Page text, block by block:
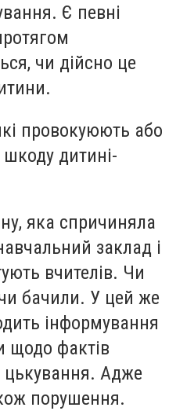
Є певні
чи дійсно це
провокуюють або
дитині-
яка спричиняла
заклад і
вчителів. Чи
бачили. У цей же
інформування
щодо фактів
цькування. Адже
порушення.